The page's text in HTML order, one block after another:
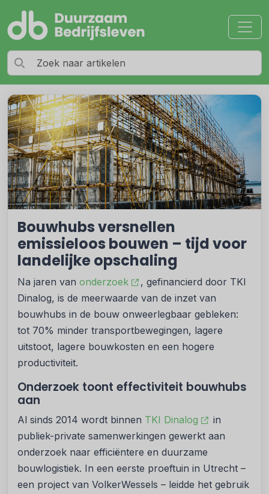
Bouwhubs versnellen
emissieloos bouwen – tijd voor
landelijke opschaling
Na jaren van onderzoek , gefinancierd door TKI
Dinalog, is de meerwaarde van de inzet van
bouwhubs in de bouw onweerlegbaar gebleken:
tot 70% minder transportbewegingen, lagere
uitstoot, lagere bouwkosten en een hogere
productiviteit.
Onderzoek toont effectiviteit bouwhubs
aan
Al sinds 2014 wordt binnen TKI Dinalog
in
publiek-private samenwerkingen gewerkt aan
onderzoek naar efficiëntere en duurzame
bouwlogistiek. In een eerste proeftuin in Utrecht –
een project van VolkerWessels – leidde het gebruik